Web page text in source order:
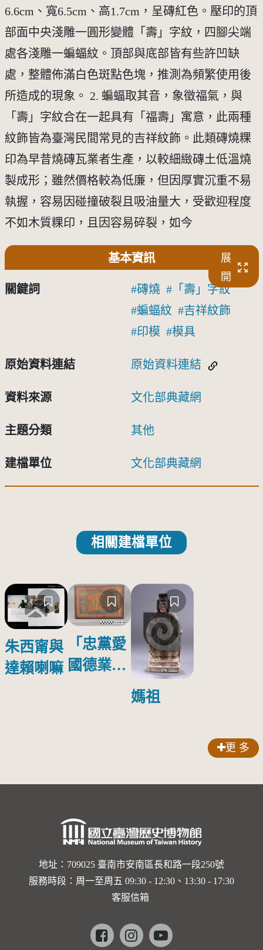
6.6cm、寬6.5cm、高1.7cm，呈磚紅色。壓印的頂
部面中央淺雕一圓形變體「壽」字紋，四腳尖端
處各淺雕一蝙蝠紋。頂部與底部皆有些許凹缺
處，整體佈滿白色斑點色塊，推測為頻繁使用後
所造成的現象。 2. 蝙蝠取其音，象徵福氣，與
「壽」字紋合在一起具有「福壽」寓意，此兩種
紋飾皆為臺灣民間常見的吉祥紋飾。此類磚燒粿
印為早昔燒磚瓦業者生產，以較細緻磚土低溫燒
製成形；雖然價格較為低廉，但因厚實沉重不易
執握，容易因碰撞破裂且吸油量大，受歡迎程度
不如木質粿印，且因容易碎裂，如今
基本資訊
展
開
關鍵詞 磚燒
「壽」字紋
蝙蝠紋
吉祥紋飾
印模
模具
原始資料連結 原始資料連結
資料來源 文化部典藏網
主題分類 其他
建檔單位 文化部典藏網
相關建檔單位
朱西甯與
達賴喇嘛
「忠黨愛
國德業並
媽祖
更 多
地址：709025 臺南市安南區長和路一段250號
服務時段：周一至周五 09:30 - 12:30、13:30 - 17:30
客服信箱
Facebookinstagramyoutube